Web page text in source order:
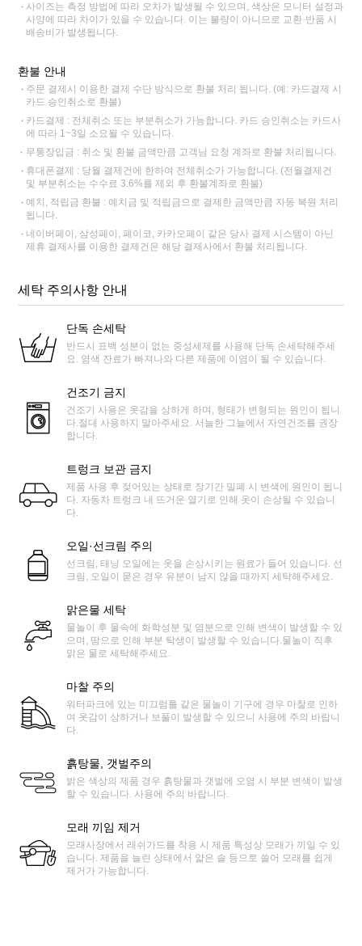
사이즈는 측정 방법에 따라 오차가 발생될 수 있으며, 색상은 모니터 설정과
사양에 따라 차이가 있을 수 있습니다. 이는 불량이 아니므로 교환·반품 시
배송비가 발생됩니다.
환불 안내
주문 결제시 이용한 결제 수단 방식으로 환불 처리 됩니다. (예: 카드결제 시
카드 승인취소로 환불)
카드결제 : 전체취소 또는 부분취소가 가능합니다. 카드 승인취소는 카드사
에 따라 1~3일 소요될 수 있습니다.
무통장입금 : 취소 및 환불 금액만큼 고객님 요청 계좌로 환불 처리됩니다.
휴대폰결제 : 당월 결제건에 한하여 전체취소가 가능합니다. (전월결제건
및 부분취소는 수수료 3.6%를 제외 후 환불계좌로 환불)
예치, 적립금 환불 : 예치금 및 적립금으로 결제한 금액만큼 자동 복원 처리
됩니다.
네이버페이, 삼성페이, 페이코, 카카오페이 같은 당사 결제 시스템이 아닌
제휴 결제사를 이용한 결제건은 해당 결제사에서 환불 처리됩니다.
세탁 주의사항 안내
단독 손세탁
반드시 표백 성분이 없는 중성세제를 사용해 단독 손세탁해주세
요. 염색 잔료가 빠져나와 다른 제품에 이염이 될 수 있습니다.
건조기 금지
건조기 사용은 옷감을 상하게 하며, 형태가 변형되는 원인이 됩니
다.절대 사용하지 말아주세요. 서늘한 그늘에서 자연건조를 권장
합니다.
트렁크 보관 금지
제품 사용 후 젖어있는 상태로 장기간 밀폐 시 변색에 원인이 됩니
다. 자동차 트렁크 내 뜨거운 열기로 인해 옷이 손상될 수 있습니
다.
오일·선크림 주의
선크림, 태닝 오일에는 옷을 손상시키는 원료가 들어 있습니다. 선
크림, 오일이 묻은 경우 유분이 남지 않을 때까지 세탁해주세요.
맑은물 세탁
물놀이 후 물속에 화학성분 및 염분으로 인해 변색이 발생할 수 있
으며, 땀으로 인해 부분 탁생이 발생할 수 있습니다.물놀이 직후
맑은 물로 세탁해주세요.
마찰 주의
워터파크에 있는 미끄럼틀 같은 물놀이 기구에 경우 마찰로 인하
여 옷감이 상하거나 보풀이 발생할 수 있으니 사용에 주의 바랍니
다.
흙탕물, 갯벌주의
밝은 색상의 제품 경우 흙탕물과 갯벌에 오염 시 부분 변색이 발생
할 수 있습니다. 사용에 주의 바랍니다.
모래 끼임 제거
모래사장에서 래쉬가드를 착용 시 제품 특성상 모래가 끼일 수 있
습니다. 제품을 늘린 상태에서 얇은 솔 등으로 쓸어 모래를 쉽게
제거가 가능합니다.